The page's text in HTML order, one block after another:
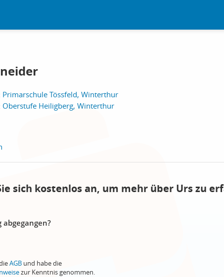
Primarschule Tössfeld, Winterthur
Oberstufe Heiligberg, Winterthur
sich kostenlos an, um mehr über Urs zu
abgegangen?
AGB und habe die
zur Kenntnis genommen.